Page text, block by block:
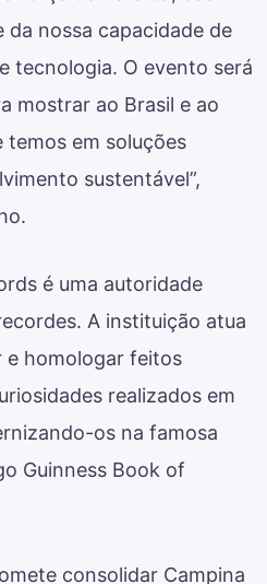
da nossa capacidade de
tecnologia. O evento será
mostrar ao Brasil e ao
temos em soluções
sustentável”,
é uma autoridade
A instituição atua
e homologar feitos
realizados em
os na famosa
Guinness Book of
consolidar Campina